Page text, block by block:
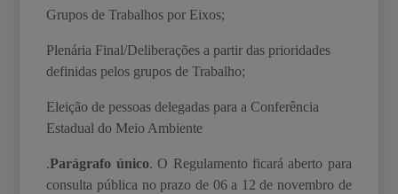
Grupos de Trabalhos por Eixos;
Plenária Final/Deliberações a partir das prioridades
definidas pelos grupos de Trabalho;
Eleição de pessoas delegadas para a Conferência
Estadual do Meio Ambiente
.Parágrafo único. O Regulamento ficará aberto para
consulta pública no prazo de 06 a 12 de novembro de